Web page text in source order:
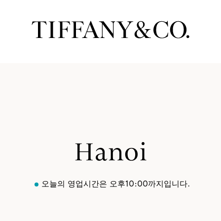
Hanoi
오늘의 영업시간은 오후10:00까지입니다.